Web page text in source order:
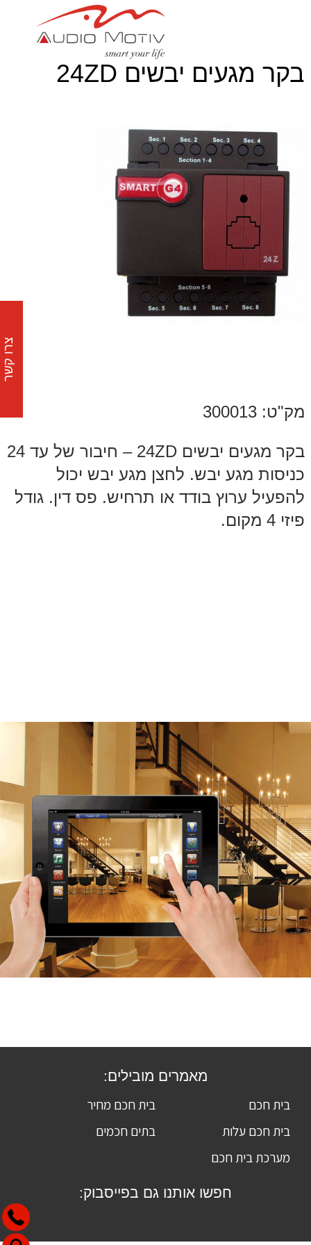
בקר מגעים יבשים 24ZD
מק"ט: 300013
בקר מגעים יבשים 24ZD – חיבור של עד 24
כניסות מגע יבש. לחצן מגע יבש יכול
להפעיל ערוץ בודד או תרחיש. פס דין. גודל
פיזי 4 מקום.
מאמרים מובילים:
בית חכם
בית חכם מחיר
בית חכם עלות
בתים חכמים
מערכת בית חכם
חפשו אותנו גם בפייסבוק:
צרו קשר